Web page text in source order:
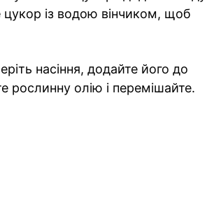
цукор із водою вінчиком, щоб
насіння, додайте його до
рослинну олію і перемішайте.